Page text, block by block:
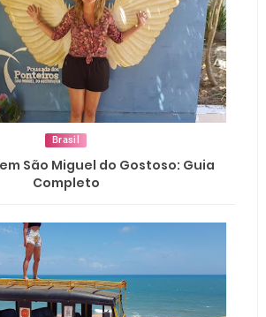
Brasil
São Miguel do Gostoso: Guia
Completo